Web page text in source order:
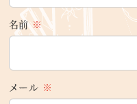
名前※
メール ※